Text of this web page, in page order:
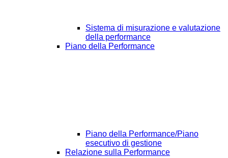
Sistema di misurazione e valutazione
della performance
Piano della Performance
Piano della Performance/Piano
esecutivo di gestione
Relazione sulla Performance